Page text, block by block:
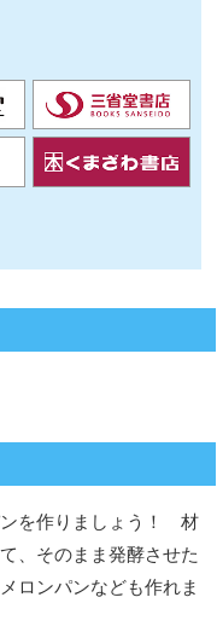
ンを作りましょう！ 材
、そのまま発酵させた
ロンパンなども作れま